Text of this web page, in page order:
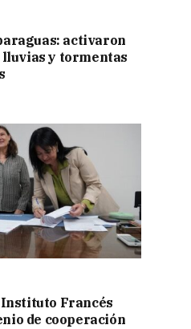
activaron
y tormentas
Francés
de cooperación